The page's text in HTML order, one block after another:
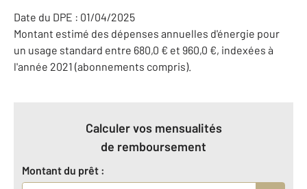
Date du DPE : 01/04/2025
Montant estimé des dépenses annuelles d'énergie pour
un usage standard entre 680,0 € et 960,0 €, indexées à
l'année 2021 (abonnements compris).
Calculer vos mensualités
de remboursement
Montant du prêt :